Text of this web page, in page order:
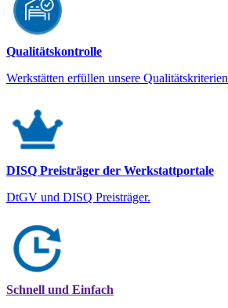
Qualitätskontrolle
Werkstätten erfüllen unsere Qualitätskriterien
DISQ Preisträger der Werkstattportale
DtGV und DISQ Preisträger.
Schnell und Einfach